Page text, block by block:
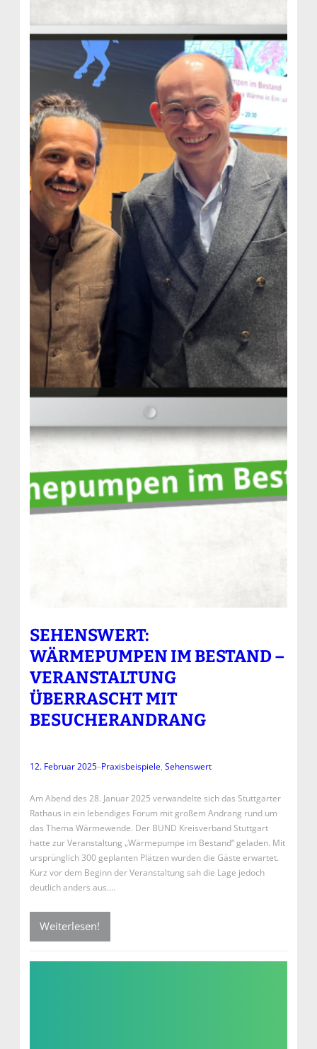
SEHENSWERT:
WÄRMEPUMPEN IM BESTAND –
VERANSTALTUNG
ÜBERRASCHT MIT
BESUCHERANDRANG
12. Februar 2025–Praxisbeispiele, Sehenswert
Am Abend des 28. Januar 2025 verwandelte sich das Stuttgarter
Rathaus in ein lebendiges Forum mit großem Andrang rund um
das Thema Wärmewende. Der BUND Kreisverband Stuttgart
hatte zur Veranstaltung „Wärmepumpe im Bestand“ geladen. Mit
ursprünglich 300 geplanten Plätzen wurden die Gäste erwartet.
Kurz vor dem Beginn der Veranstaltung sah die Lage jedoch
deutlich anders aus.…
Weiterlesen!